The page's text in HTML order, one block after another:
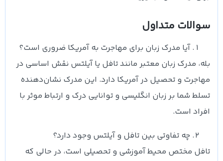
سوالات متداول
آیا مدرک زبان برای مهاجرت به آمریکا ضروری است؟
بله، مدرک زبان معتبر مانند تافل یا آیلتس نقش اساسی در
مهاجرت و تحصیل در آمریکا دارد. این مدرک نشان‌دهنده
تسلط شما بر زبان انگلیسی و توانایی درک و ارتباط موثر با
افراد است.
چه تفاوتی بین تافل و آیلتس وجود دارد؟
تافل مختص محیط آموزشی و تحصیلی است، در حالی که